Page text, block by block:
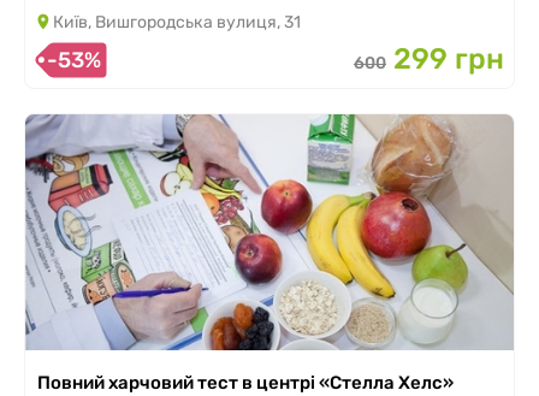
Київ, Вишгородська вулиця, 31
-53% 600 299 грн
Повний харчовий тест в центрі «Стелла Хелс»